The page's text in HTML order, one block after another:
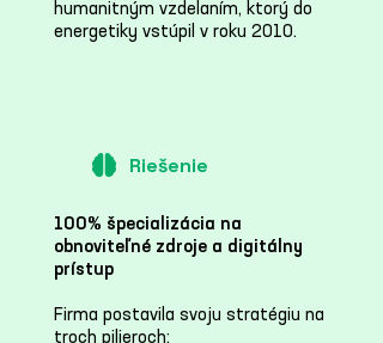
humanitným vzdelaním, ktorý do
energetiky vstúpil v roku 2010.
Riešenie
100% špecializácia na
obnoviteľné zdroje a digitálny
prístup
Firma postavila svoju stratégiu na
troch pilieroch: